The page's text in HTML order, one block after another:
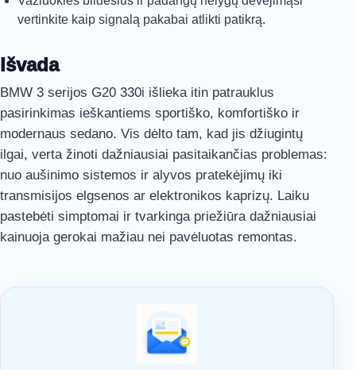
vertinkite kaip signalą pakabai atlikti patikrą.
Išvada
BMW 3 serijos G20 330i išlieka itin patrauklus
pasirinkimas ieškantiems sportiško, komfortiško ir
modernaus sedano. Vis dėlto tam, kad jis džiugintų
ilgai, verta žinoti dažniausiai pasitaikančias problemas:
nuo aušinimo sistemos ir alyvos pratekėjimų iki
transmisijos elgsenos ar elektronikos kaprizų. Laiku
pastebėti simptomai ir tvarkinga priežiūra dažniausiai
kainuoja gerokai mažiau nei pavėluotas remontas.